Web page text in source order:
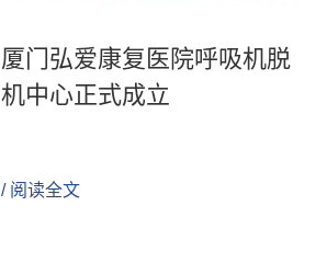
厦门弘爱康复医院呼吸机脱
机中心正式成立
/ 阅读全文